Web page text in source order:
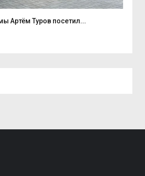
Артём Туров посетил...